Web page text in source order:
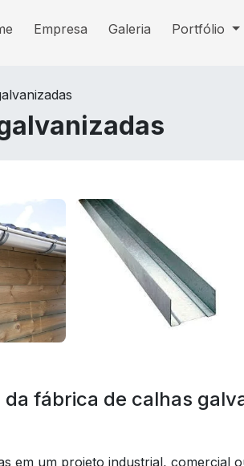
Empresa Galeria Portfólio
fábrica de calhas
em um projeto industrial, comercial